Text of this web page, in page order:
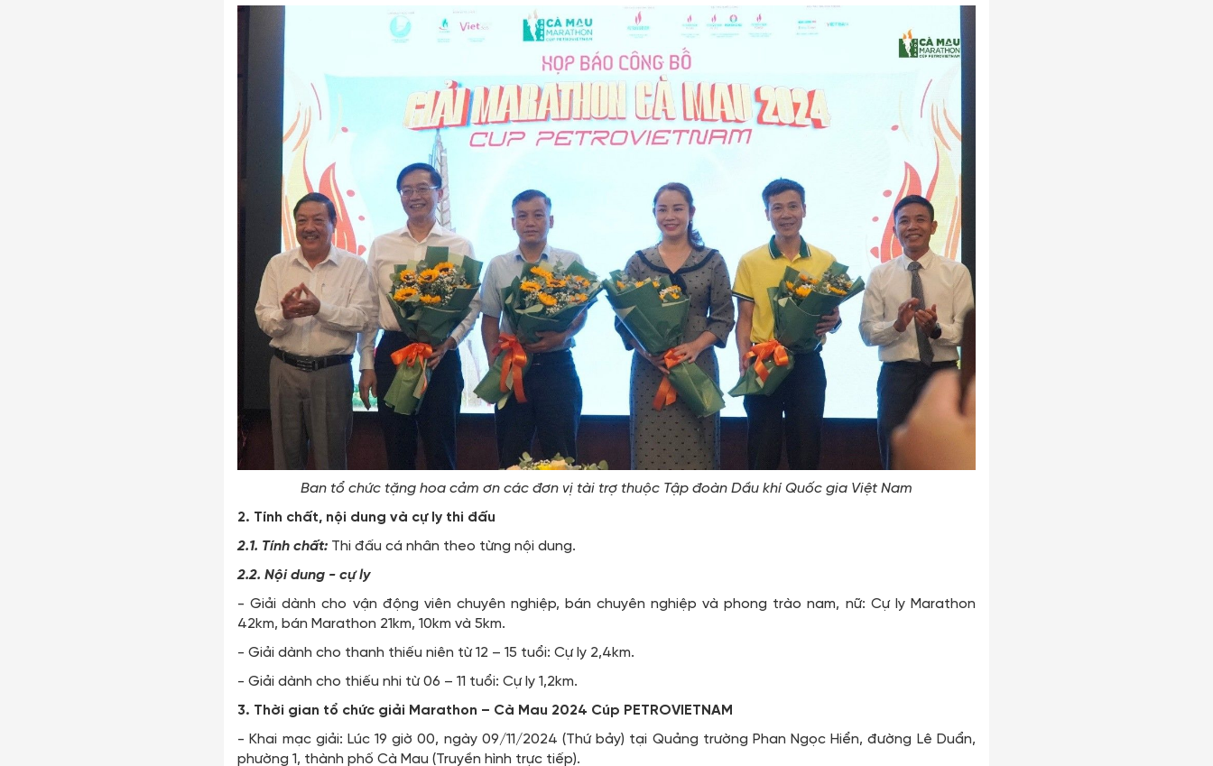
Ban tổ chức tặng hoa cảm ơn các đơn vị tài trợ thuộc Tập đoàn Dầu khí Quốc gia Việt Nam
2. Tính chất, nội dung và cự ly thi đấu
2.1. Tính chất: Thi đấu cá nhân theo từng nội dung.
2.2. Nội dung - cự ly
- Giải dành cho vận động viên chuyên nghiệp, bán chuyên nghiệp và phong trào nam, nữ: Cự ly Marathon
42km, bán Marathon 21km, 10km và 5km.
- Giải dành cho thanh thiếu niên từ 12 – 15 tuổi: Cự ly 2,4km.
- Giải dành cho thiếu nhi từ 06 – 11 tuổi: Cự ly 1,2km.
3. Thời gian tổ chức giải Marathon – Cà Mau 2024 Cúp PETROVIETNAM
- Khai mạc giải: Lúc 19 giờ 00, ngày 09/11/2024 (Thứ bảy) tại Quảng trường Phan Ngọc Hiển, đường Lê Duẩn,
phường 1, thành phố Cà Mau (Truyền hình trực tiếp).